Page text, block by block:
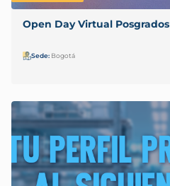
Open Day Virtual Posgrados
Sede: Bogotá